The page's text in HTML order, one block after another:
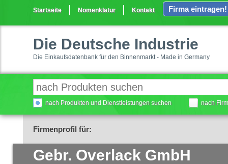
Startseite Nomenklatur Kontakt Firma eintragen!
Die Deutsche Industrie
Die Einkaufsdatenbank für den Binnenmarkt - Made in Germany
nach Produkten und Dienstleistungen suchen nach
Firmenprofil für:
Gebr. Overlack GmbH